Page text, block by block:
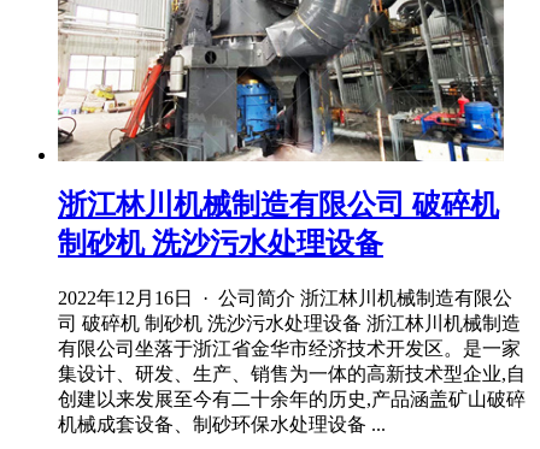
浙江林川机械制造有限公司 破碎机
制砂机 洗沙污水处理设备
2022年12月16日 · 公司简介 浙江林川机械制造有限公
司 破碎机 制砂机 洗沙污水处理设备 浙江林川机械制造
有限公司坐落于浙江省金华市经济技术开发区。是一家
集设计、研发、生产、销售为一体的高新技术型企业,自
创建以来发展至今有二十余年的历史,产品涵盖矿山破碎
机械成套设备、制砂环保水处理设备 ...